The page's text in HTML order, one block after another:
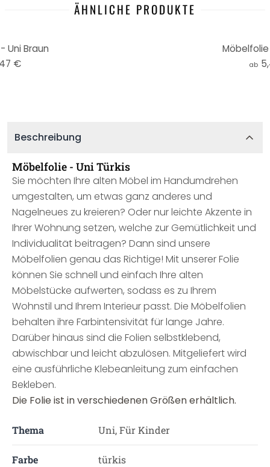
ÄHNLICHE PRODUKTE
Uni Braun
€
Möbelfolie
ab
Beschreibung
Möbelfolie - Uni Türkis
Sie möchten Ihre alten Möbel im Handumdrehen
umgestalten, um etwas ganz anderes und
Nagelneues zu kreieren? Oder nur leichte Akzente in
Ihrer Wohnung setzen, welche zur Gemütlichkeit und
Individualität beitragen? Dann sind unsere
Möbelfolien genau das Richtige! Mit unserer Folie
können Sie schnell und einfach Ihre alten
Möbelstücke aufwerten, sodass es zu Ihrem
Wohnstil und Ihrem Interieur passt. Die Möbelfolien
behalten ihre Farbintensivität für lange Jahre.
Darüber hinaus sind die Folien selbstklebend,
abwischbar und leicht abzulösen. Mitgeliefert wird
eine ausführliche Klebeanleitung zum einfachen
Bekleben.
Die Folie ist in verschiedenen Größen erhältlich.
Thema Uni, Für Kinder
Farbe türkis